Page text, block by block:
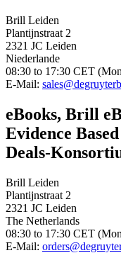
Brill Leiden
Plantijnstraat 2
2321 JC Leiden
Niederlande
08:30 to 17:30 CET
E-Mail:
eBooks, Brill
Evidence
Deals-
Brill Leiden
Plantijnstraat 2
2321 JC Leiden
The Netherlands
08:30 to 17:30 CET
E-Mail: